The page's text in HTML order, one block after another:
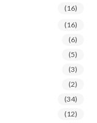
(16)
(16)
(6)
(5)
(3)
(2)
(34)
(12)